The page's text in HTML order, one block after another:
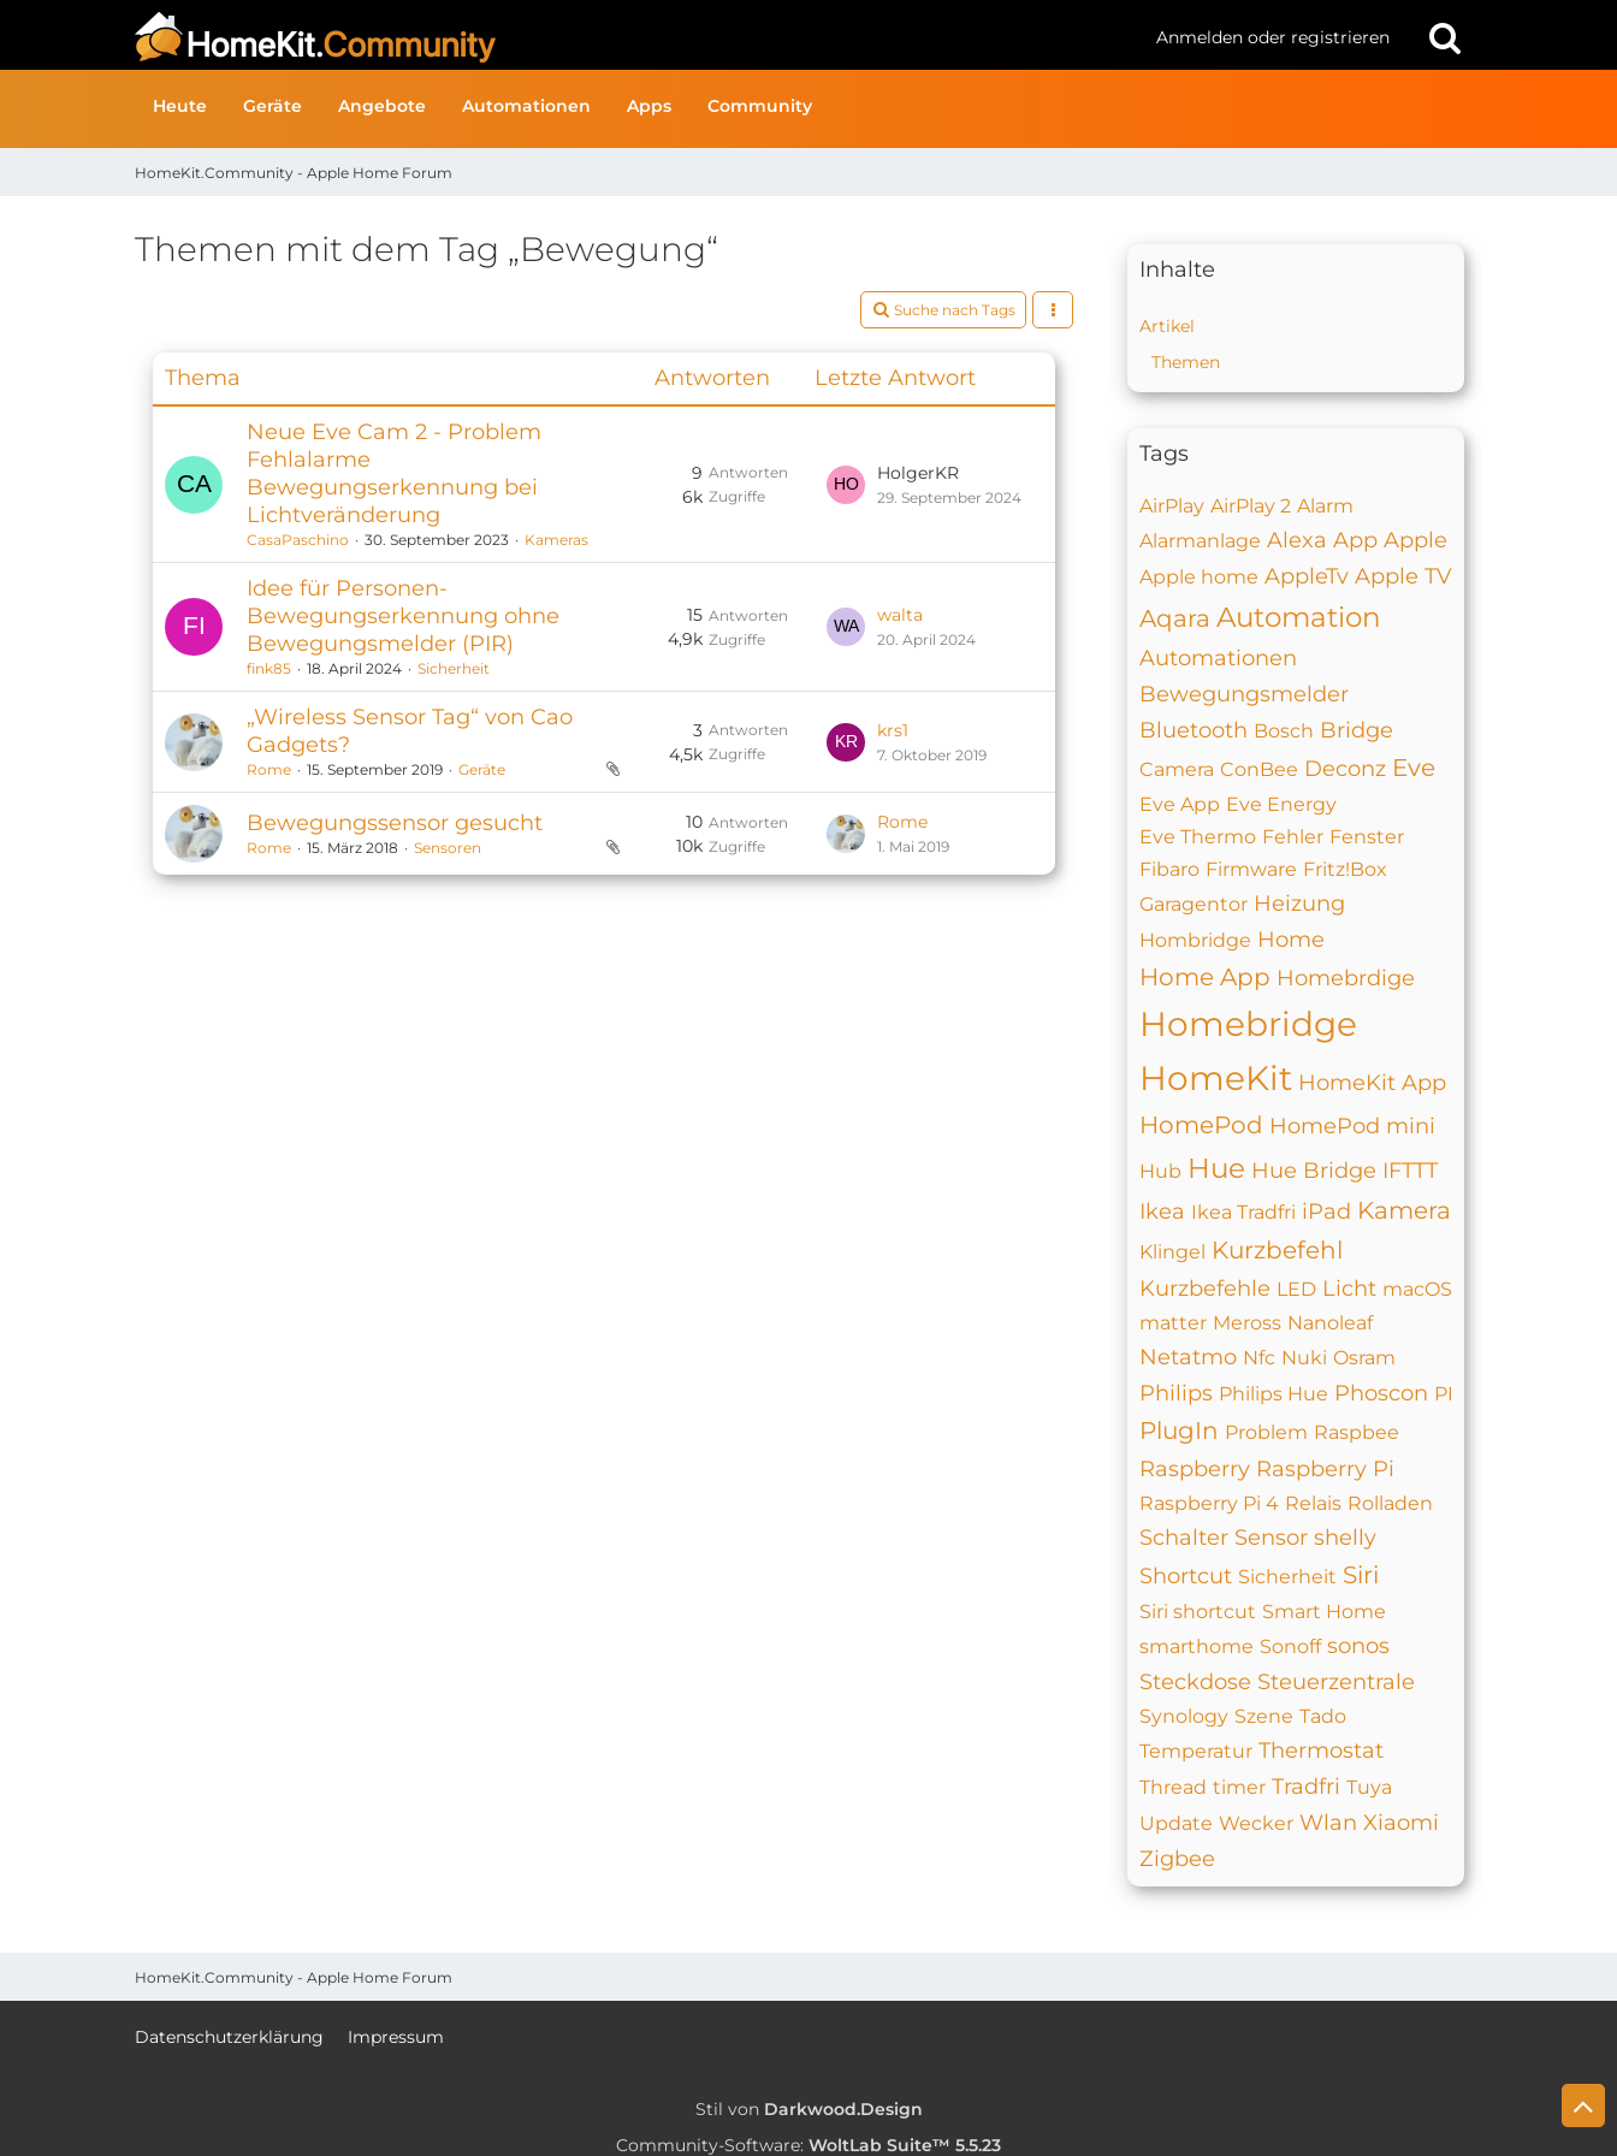
Anmelden oder registrieren
Heute Geräte Angebote Automationen Apps Community
HomeKit.Community - Apple Home Forum
HomeKit.Community - Apple Home Forum
Themen mit dem Tag „Bewegung“
Suche nach Tags
Thema Antworten Letzte Antwort
Neue Eve Cam 2 - Problem
Fehlalarme
Bewegungserkennung bei
Lichtveränderung
CasaPaschino 30. September 2023 Kameras
Antworten
9
Zugriffe
6k
HolgerKR
29. September 2024
Idee für Personen-
Bewegungserkennung ohne
Bewegungsmelder (PIR)
fink85 18. April 2024 Sicherheit
Antworten
15
Zugriffe
4,9k
walta
20. April 2024
„Wireless Sensor Tag“ von Cao
Gadgets?
Rome 15. September 2019 Geräte
Antworten
3
Zugriffe
4,5k
krs1
7. Oktober 2019
Bewegungssensor gesucht
Rome 15. März 2018 Sensoren
Antworten
10
Zugriffe
10k
Rome
1. Mai 2019
Inhalte
Artikel
Themen
Tags
AirPlay AirPlay 2 Alarm
Alarmanlage Alexa App Apple
Apple home AppleTv Apple TV
Aqara Automation
Automationen
Bewegungsmelder
Bluetooth Bosch Bridge
Camera ConBee Deconz Eve
Eve App Eve Energy
Eve Thermo Fehler Fenster
Fibaro Firmware Fritz!Box
Garagentor Heizung
Hombridge Home
Home App Homebrdige
Homebridge
HomeKit HomeKit App
HomePod HomePod mini
Hub Hue Hue Bridge IFTTT
Ikea Ikea Tradfri iPad Kamera
Klingel Kurzbefehl
Kurzbefehle LED Licht macOS
matter Meross Nanoleaf
Netatmo Nfc Nuki Osram
Philips Philips Hue Phoscon PI
PlugIn Problem Raspbee
Raspberry Raspberry Pi
Raspberry Pi 4 Relais Rolladen
Schalter Sensor shelly
Shortcut Sicherheit Siri
Siri shortcut Smart Home
smarthome Sonoff sonos
Steckdose Steuerzentrale
Synology Szene Tado
Temperatur Thermostat
Thread timer Tradfri Tuya
Update Wecker Wlan Xiaomi
Zigbee
Datenschutzerklärung Impressum
Stil von Darkwood.Design
Community-Software: WoltLab Suite™ 5.5.23